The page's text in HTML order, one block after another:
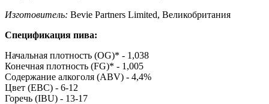
Изготовитель: Bevie Partners Limited, Великобритания
Спецификация пива:
Начальная плотность (OG)* - 1,038
Конечная плотность (FG)* - 1,005
Содержание алкоголя (ABV) - 4,4%
Цвет (EBC) - 6-12
Горечь (IBU) - 13-17